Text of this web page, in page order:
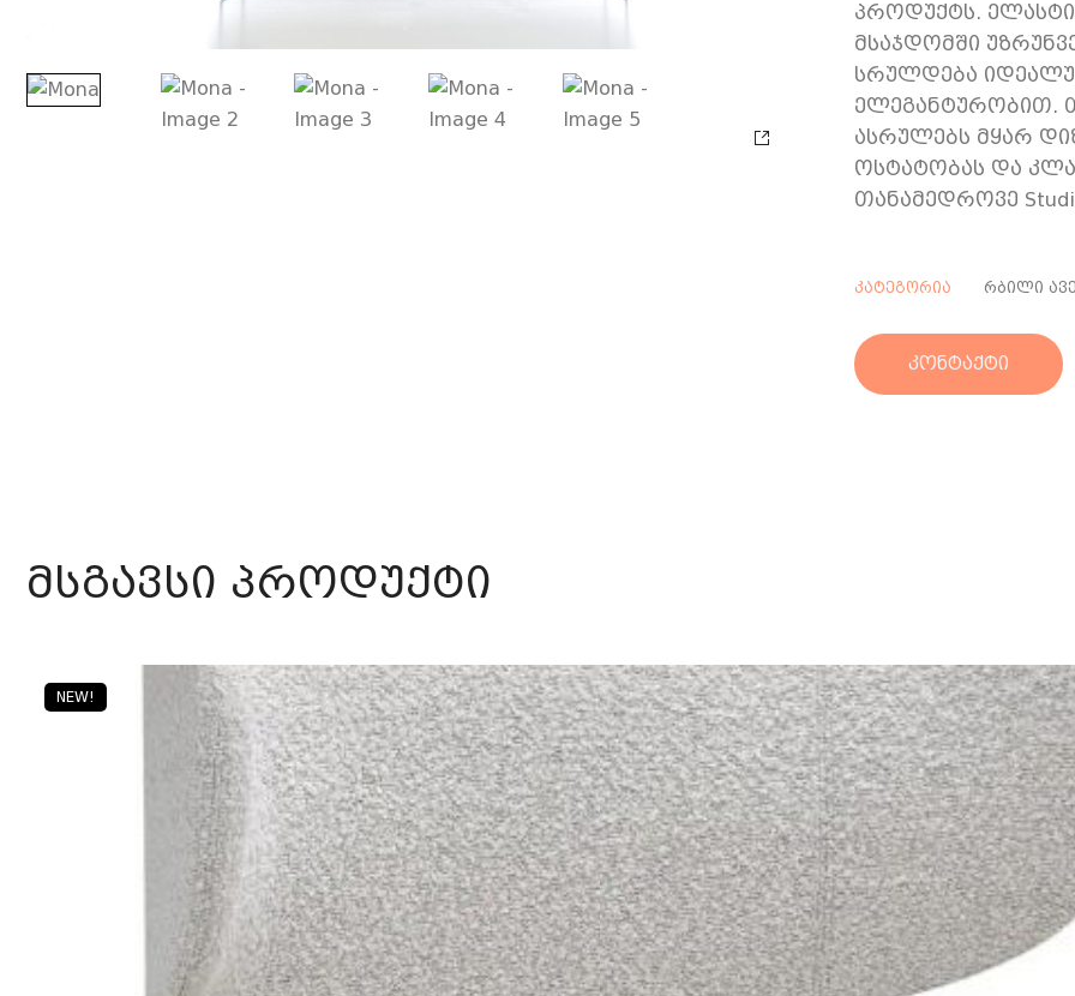
პროდუქტს.
მსაჯდომში
სრულდება
ელეგანტურობით.
ასრულებს მყარ
ოსტატობას და
თანამედროვე
კატეგორია რბილი
კონტაქტი
მსგავსი პროდუქტი
NEW!